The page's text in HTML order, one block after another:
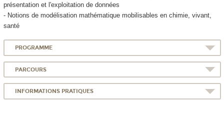
présentation et l'exploitation de données
- Notions de modélisation mathématique mobilisables en chimie, vivant,
santé
PROGRAMME
PARCOURS
INFORMATIONS PRATIQUES